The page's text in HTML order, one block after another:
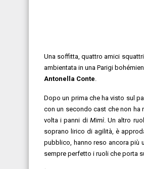
Una soffitta, quattro amici
ambientata in una Parigi
Antonella Conte.
Dopo un prima che ha visto sul
con un secondo cast che non ha
volta i panni di Mimì.Un altro
soprano lirico di agilità, è
pubblico, hanno reso ancora più
sempre perfetto i ruoli che porta